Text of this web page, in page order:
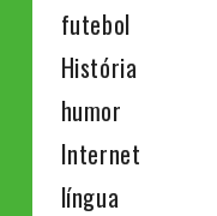
futebol
História
humor
Internet
língua